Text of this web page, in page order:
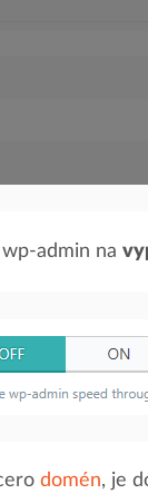
admin na
domén, je